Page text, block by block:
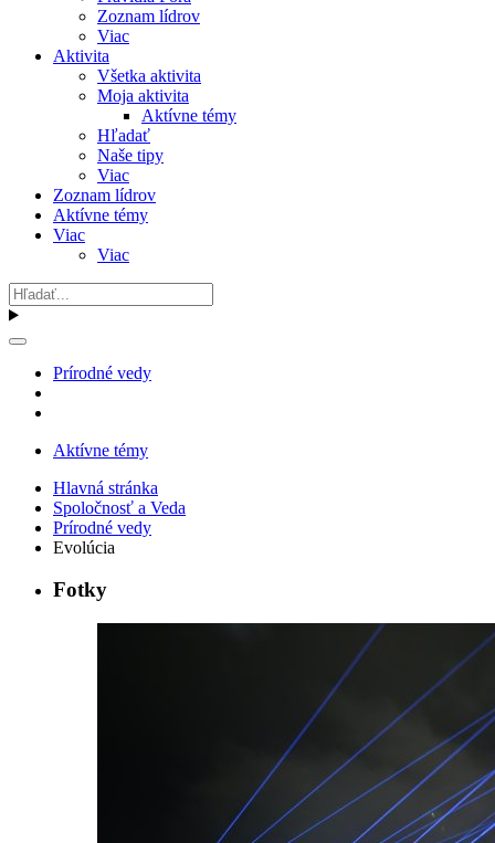
Zoznam lídrov
Viac
Aktivita
Všetka aktivita
Moja aktivita
Aktívne témy
Hľadať
Naše tipy
Viac
Zoznam lídrov
Aktívne témy
Viac
Viac
Prírodné vedy
Aktívne témy
Hlavná stránka
Spoločnosť a Veda
Prírodné vedy
Evolúcia
Fotky